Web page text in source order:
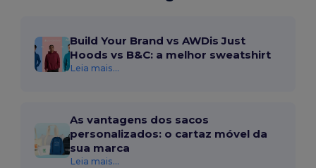
Build Your Brand vs AWDis Just
Hoods vs B&C: a melhor sweatshirt
Leia mais...
As vantagens dos sacos
personalizados: o cartaz móvel da
sua marca
Leia mais...